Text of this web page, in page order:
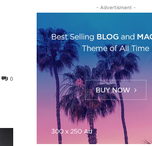
0
- Advertisment -